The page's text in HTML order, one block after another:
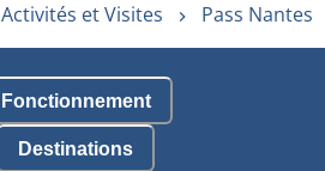
Activités et Visites Pass Nantes
Fonctionnement
Destinations